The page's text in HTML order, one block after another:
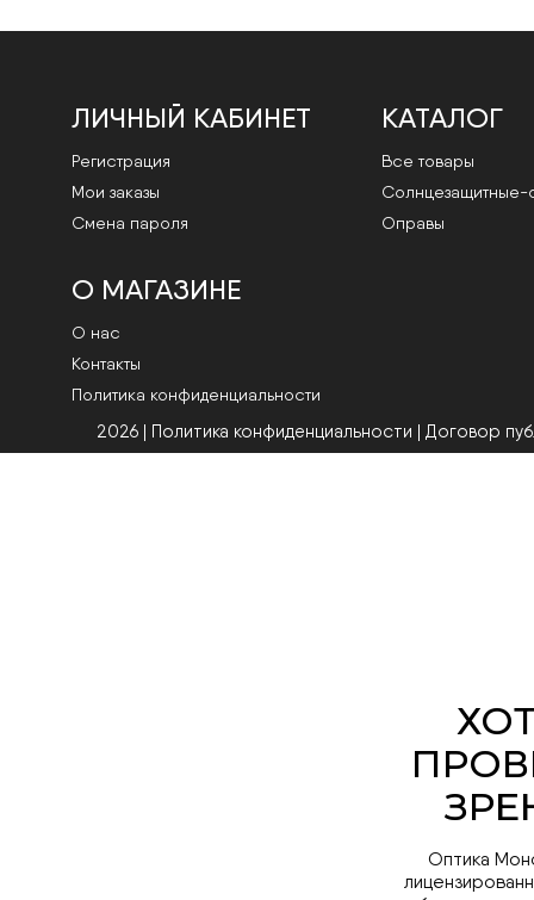
ЛИЧНЫЙ КАБИНЕТ
Регистрация
Мои заказы
Смена пароля
КАТАЛОГ
Все товары
Cолнцезащитные-
Оправы
О МАГАЗИНЕ
О нас
Контакты
Политика конфиденциальности
2026 | Политика конфиденциальности Договор
Оптика